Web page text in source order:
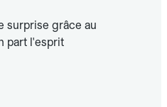
surprise grâce au
part l'esprit